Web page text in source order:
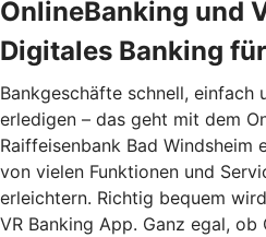
OnlineBanking und
Digitales Banking
Bankgeschäfte schnell, einfach
erledigen – das geht mit dem
Raiffeisenbank Bad Windsheim
von vielen Funktionen und
erleichtern. Richtig bequem
VR Banking App. Ganz egal, ob